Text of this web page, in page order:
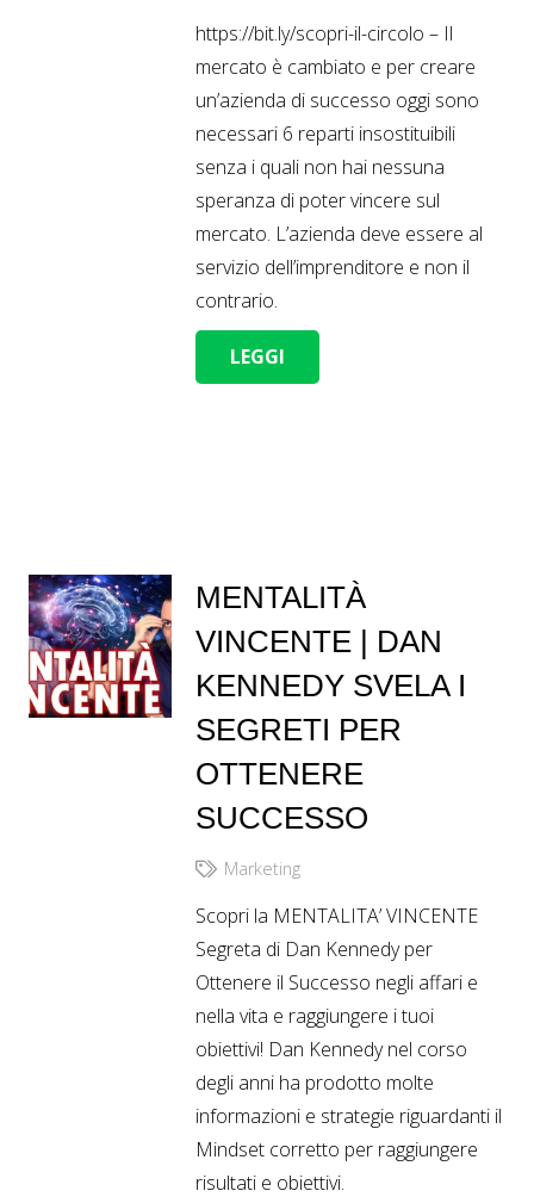
https://bit.ly/scopri-il-circolo – Il
mercato è cambiato e per creare
un’azienda di successo oggi sono
necessari 6 reparti insostituibili
senza i quali non hai nessuna
speranza di poter vincere sul
mercato. L’azienda deve essere al
servizio dell’imprenditore e non il
contrario.
LEGGI
MENTALITÀ
VINCENTE | DAN
KENNEDY SVELA I
SEGRETI PER
OTTENERE
SUCCESSO
Marketing
Scopri la MENTALITA’ VINCENTE
Segreta di Dan Kennedy per
Ottenere il Successo negli affari e
nella vita e raggiungere i tuoi
obiettivi! Dan Kennedy nel corso
degli anni ha prodotto molte
informazioni e strategie riguardanti il
Mindset corretto per raggiungere
risultati e obiettivi.